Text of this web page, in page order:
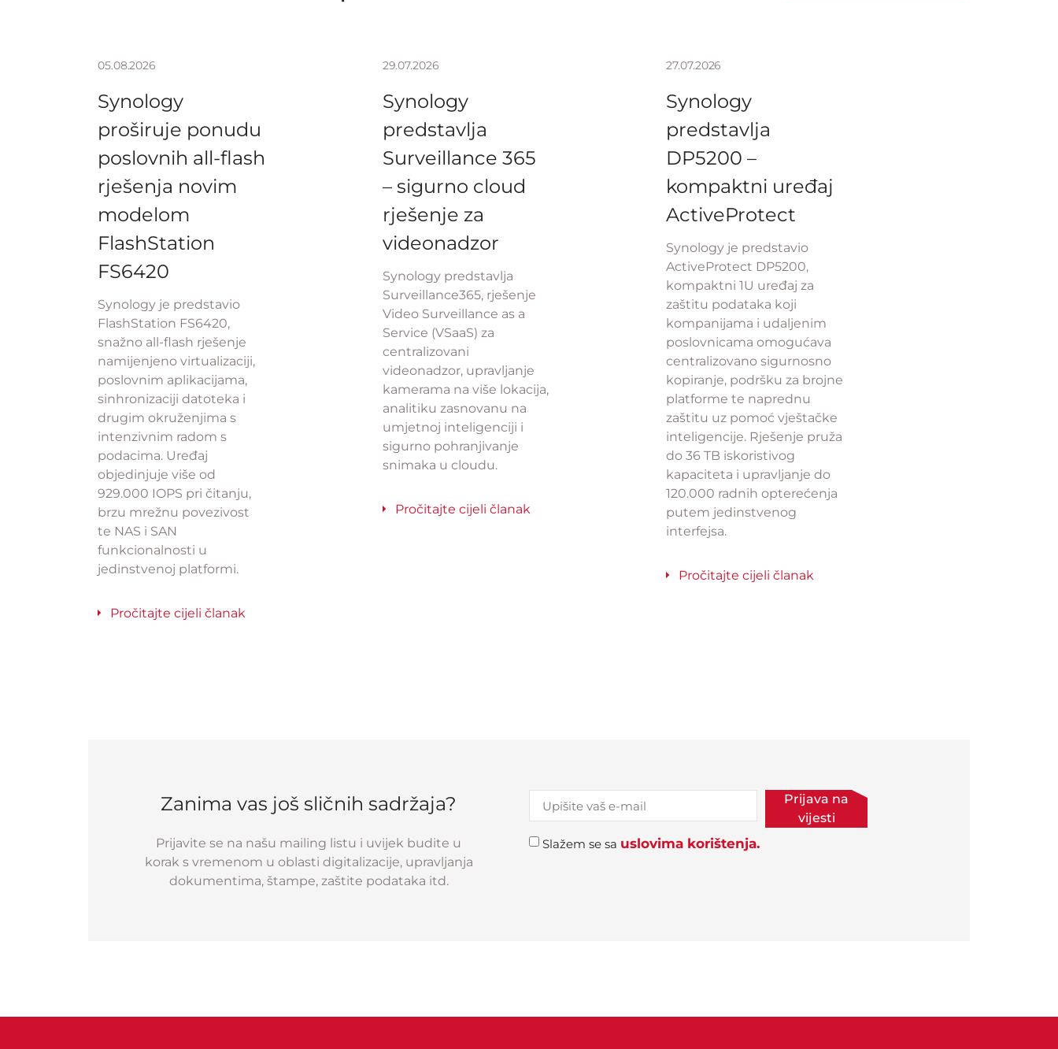
05.08.2026
Synology
proširuje ponudu
poslovnih all-flash
rješenja novim
modelom
FlashStation
FS6420
Synology je predstavio
FlashStation FS6420,
snažno all-flash rješenje
namijenjeno virtualizaciji,
poslovnim aplikacijama,
sinhronizaciji datoteka i
drugim okruženjima s
intenzivnim radom s
podacima. Uređaj
objedinjuje više od
929.000 IOPS pri čitanju,
brzu mrežnu povezivost
te NAS i SAN
funkcionalnosti u
jedinstvenoj platformi.
Pročitajte cijeli članak
29.07.2026
Synology
predstavlja
Surveillance 365
– sigurno cloud
rješenje za
videonadzor
Synology predstavlja
Surveillance365, rješenje
Video Surveillance as a
Service (VSaaS) za
centralizovani
videonadzor, upravljanje
kamerama na više lokacija,
analitiku zasnovanu na
umjetnoj inteligenciji i
sigurno pohranjivanje
snimaka u cloudu.
Pročitajte cijeli članak
27.07.2026
Synology
predstavlja
DP5200 –
kompaktni uređaj
ActiveProtect
Synology je predstavio
ActiveProtect DP5200,
kompaktni 1U uređaj za
zaštitu podataka koji
kompanijama i udaljenim
poslovnicama omogućava
centralizovano sigurnosno
kopiranje, podršku za brojne
platforme te naprednu
zaštitu uz pomoć vještačke
inteligencije. Rješenje pruža
do 36 TB iskoristivog
kapaciteta i upravljanje do
120.000 radnih opterećenja
putem jedinstvenog
interfejsa.
Pročitajte cijeli članak
Zanima vas još sličnih sadržaja?
Prijavite se na našu mailing listu i uvijek budite u
korak s vremenom u oblasti digitalizacije, upravljanja
dokumentima, štampe, zaštite podataka itd.
Slažem se sa uslovima korištenja.
Prijava na
vijesti